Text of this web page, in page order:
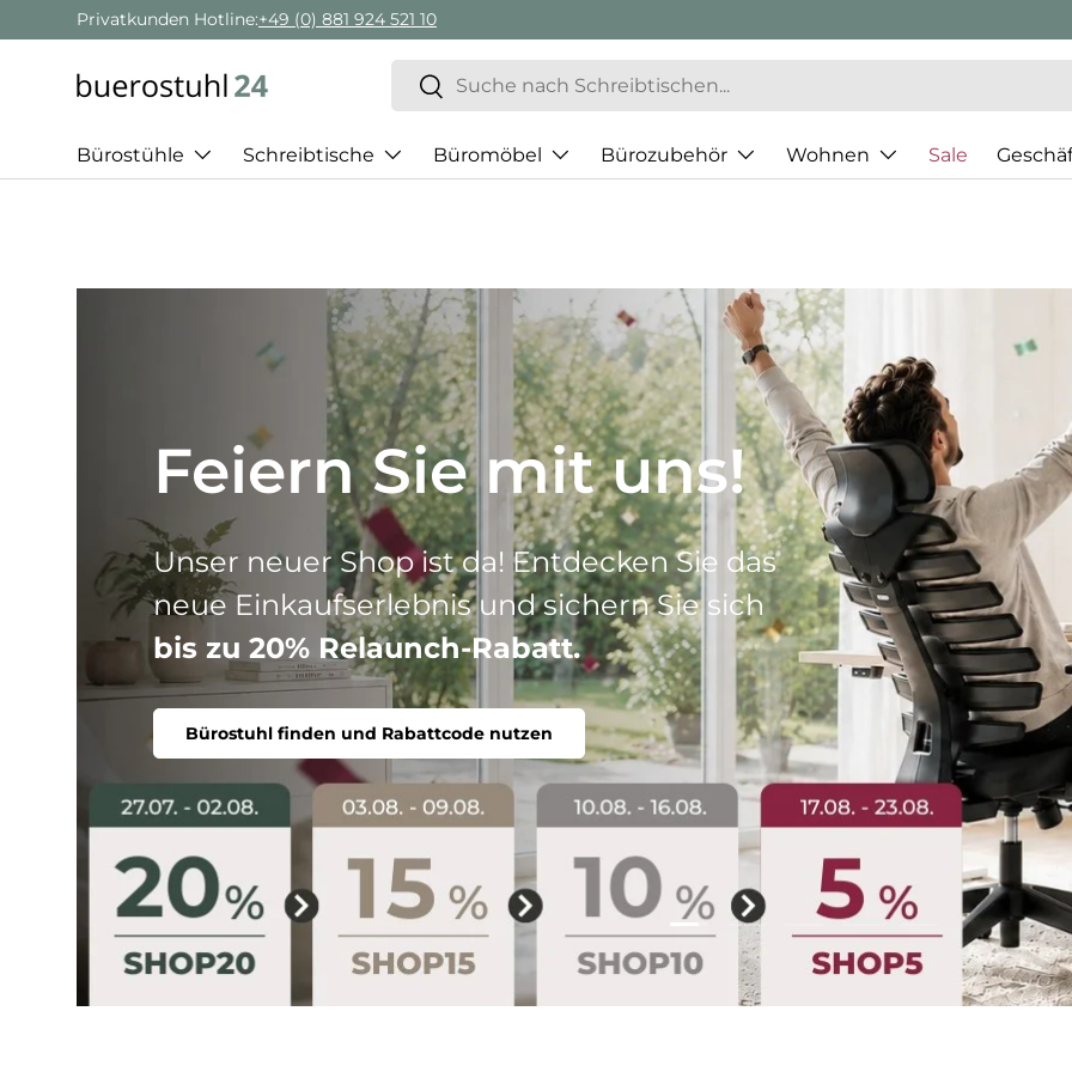
Direkt zum Inhalt
Geschäftskunden Beratung:+ 49 (0) 881 924 521 22
Suchen
Suchen
Bürostühle Schreibtische Büromöbel Bürozubehör Wohnen Sale
Best of HJH
Drei Produktlinien, ein Ziel: Ihr perfekter
Stuhl. Ergonomisch, komfortabel, individuell.
Bürostuhl finden
Folie laden 1 von 5
Folie laden 2 von 5
Folie laden 3 von 5
Folie laden 4 von 5
Folie laden 5